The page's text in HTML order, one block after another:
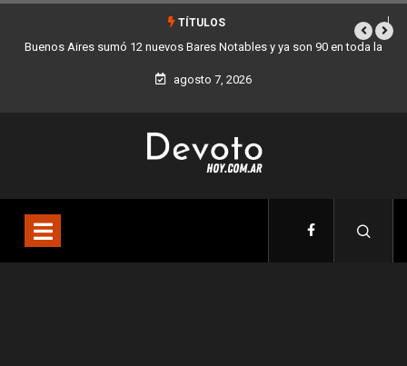
TÍTULOS
y ya son 90 en toda la Los stands móviles de la Ciudad llegan esta
agosto 7, 2026